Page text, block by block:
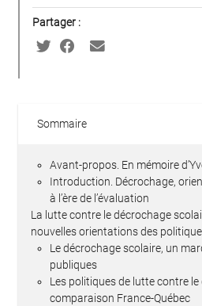
Partager :
Sommaire
Avant-propos. En mémoire
Introduction. Décrochage,
à l’ère de l’évaluation
La lutte contre le décrochage
nouvelles orientations des
Le décrochage scolaire, un
publiques
Les politiques de lutte contre le
comparaison France-Québec